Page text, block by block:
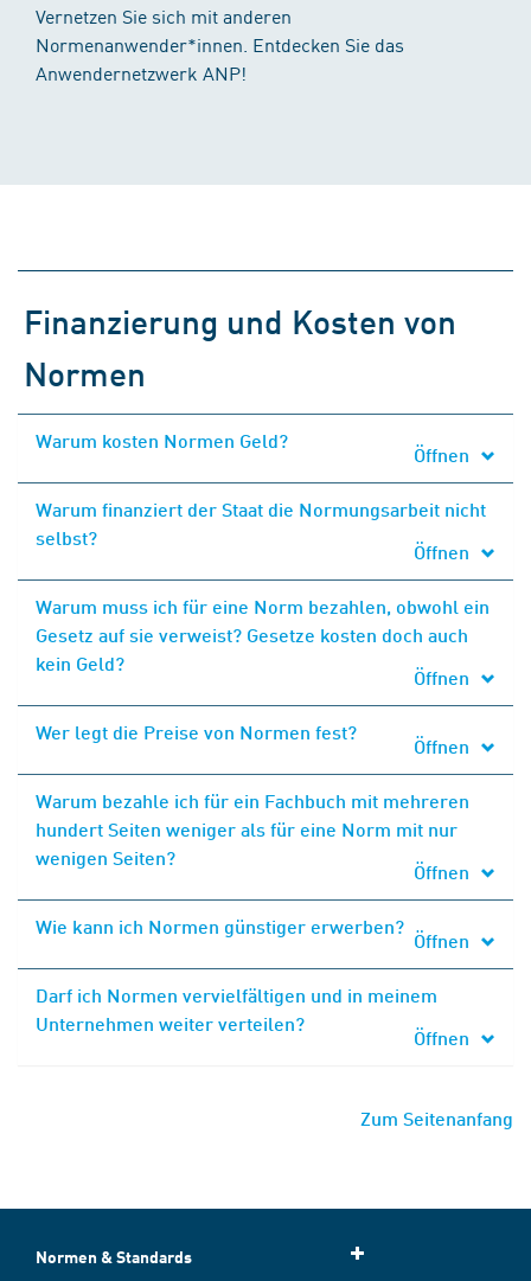
Vernetzen Sie sich mit anderen
Normenanwender*innen. Entdecken Sie das
Anwendernetzwerk ANP!
Finanzierung und Kosten von
Normen
Warum kosten Normen Geld?
Öffnen
Warum finanziert der Staat die Normungsarbeit nicht
selbst?
Öffnen
Warum muss ich für eine Norm bezahlen, obwohl ein
Gesetz auf sie verweist? Gesetze kosten doch auch
kein Geld?
Öffnen
Wer legt die Preise von Normen fest?
Öffnen
Warum bezahle ich für ein Fachbuch mit mehreren
hundert Seiten weniger als für eine Norm mit nur
wenigen Seiten?
Öffnen
Wie kann ich Normen günstiger erwerben?
Öffnen
Darf ich Normen vervielfältigen und in meinem
Unternehmen weiter verteilen?
Öffnen
Zum Seitenanfang
Normen & Standards